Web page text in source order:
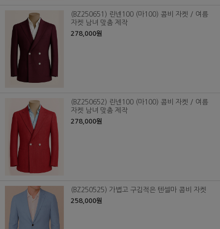
(BZ250651) 린넨100 (마100) 콤비 자켓 / 여름
자켓 남녀 맞춤 제작
278,000원
(BZ250652) 린넨100 (마100) 콤비 자켓 / 여름
자켓 남녀 맞춤 제작
278,000원
(BZ250525) 가볍고 구김적은 텐셀마 콤비 자켓
258,000원